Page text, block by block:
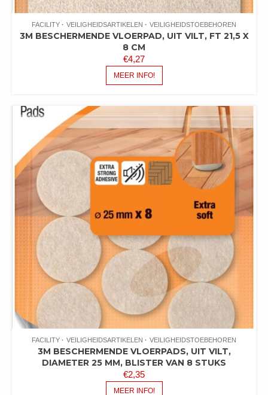
FACILITY VEILIGHEIDSARTIKELEN VEILIGHEIDSTOEBEHOREN
3M BESCHERMENDE VLOERPAD, UIT VILT, FT 21,5 X
8 CM
€4,27
MEER INFO!
FACILITY VEILIGHEIDSARTIKELEN VEILIGHEIDSTOEBEHOREN
3M BESCHERMENDE VLOERPADS, UIT VILT,
DIAMETER 25 MM, BLISTER VAN 8 STUKS
€2,35
MEER INFO!